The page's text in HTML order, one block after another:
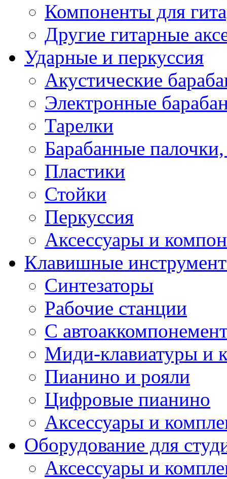
Компоненты для
Другие гитарные
Ударные и перкуссия
Акустические
Электронные
Тарелки
Барабанные
Пластики
Стойки
Перкуссия
Аксессуары и
Клавишные
Синтезаторы
Рабочие станции
С
Миди-клавиатуры и
Пианино и рояли
Цифровые пианино
Аксессуары и
Оборудование для
Аксессуары и